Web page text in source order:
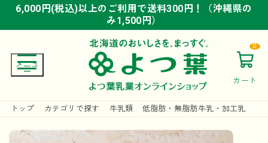
6,000円(税込)以上のご利用で送料300円！（沖縄県の
み1,500円）
6,000円(税込)以上のご利用で送料300円！（沖縄県の
み1,500円）
6,000円(税込)以上のご利用で送料300円！（沖縄県の
み1,500円）
カート
0
トップ カテゴリで探す 牛乳類 低脂肪・無脂肪牛乳・加工乳